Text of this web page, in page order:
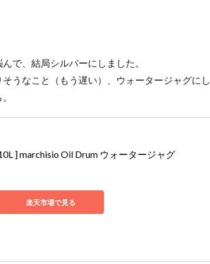
で、結局シルバーにしました。
うなこと（もう遅い）、ウォータージャグにし
] marchisio Oil Drum ウォータージャグ
楽天市場で見る